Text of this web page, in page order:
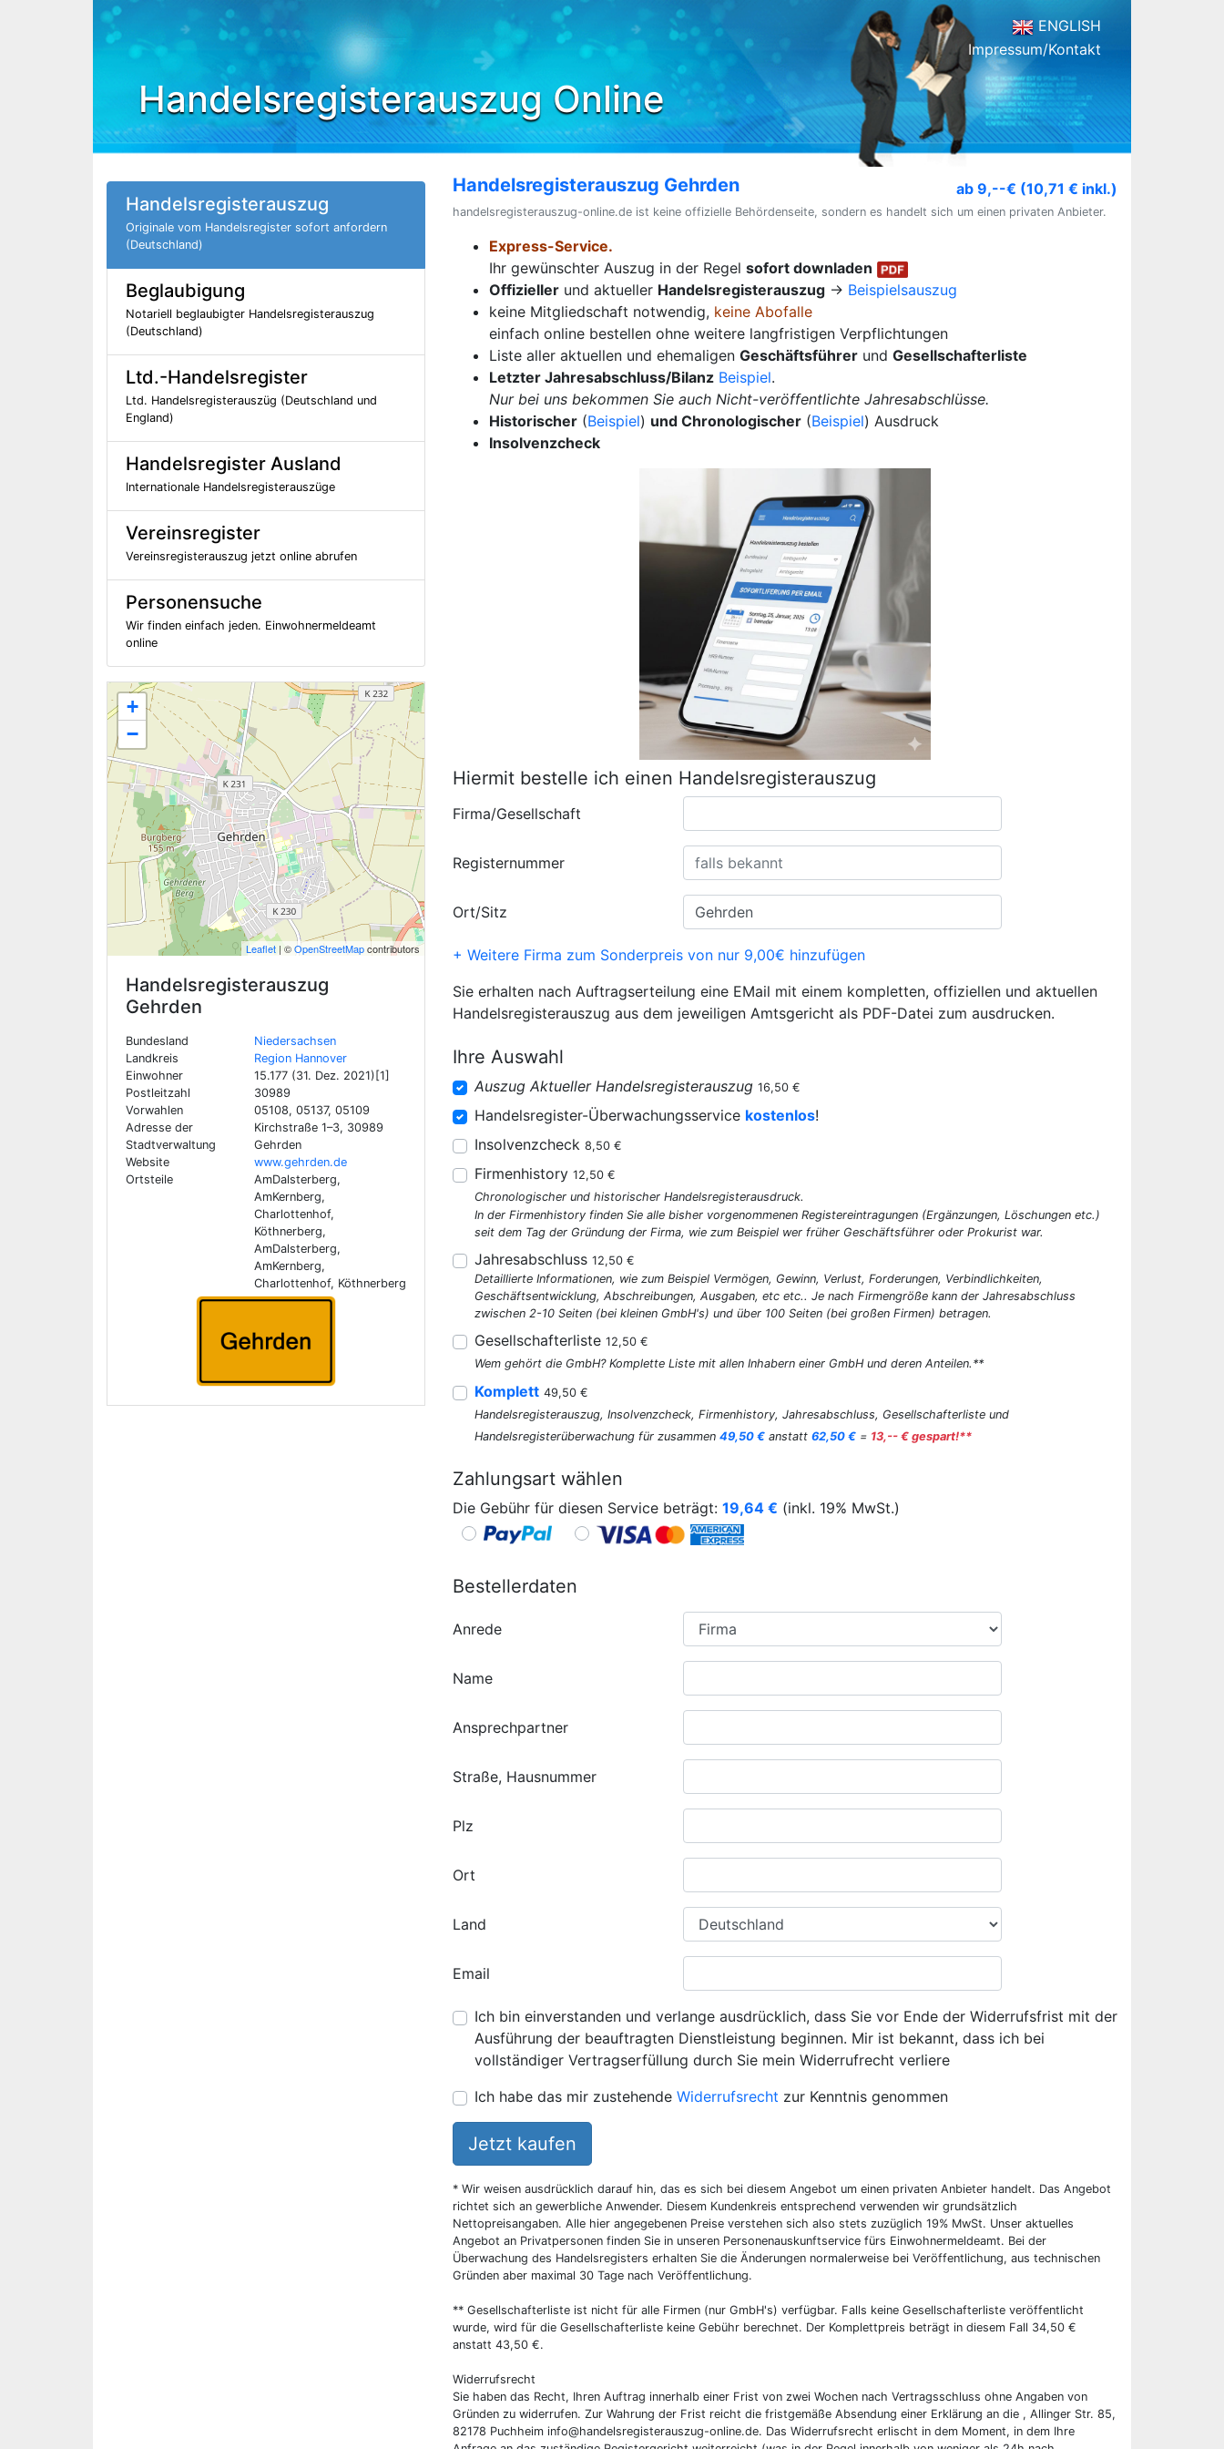
Handelsregisterauszug Online
ENGLISH
Impressum/Kontakt
Handelsregisterauszug
Originale vom Handelsregister sofort anfordern
(Deutschland)
Beglaubigung
Notariell beglaubigter Handelsregisterauszug
(Deutschland)
Ltd.-Handelsregister
Ltd. Handelsregisterauszüg (Deutschland und
England)
Handelsregister Ausland
Internationale Handelsregisterauszüge
Vereinsregister
Vereinsregisterauszug jetzt online abrufen
Personensuche
Wir finden einfach jeden. Einwohnermeldeamt
online
+
−
Leaflet | ©OpenStreetMapcontributors
Handelsregisterauszug
Gehrden
Bundesland
Niedersachsen
Landkreis
Region Hannover
Einwohner
15.177 (31. Dez. 2021)[1]
Postleitzahl
30989
Vorwahlen
05108, 05137, 05109
Adresse der
Stadtverwaltung
Kirchstraße 1–3, 30989
Gehrden
Website
www.gehrden.de
Ortsteile
AmDalsterberg,
AmKernberg,
Charlottenhof,
Köthnerberg,
AmDalsterberg,
AmKernberg,
Charlottenhof, Köthnerberg
Handelsregisterauszug Gehrden ab 9,--€ (10,71 € inkl.)
handelsregisterauszug-online.de ist keine offizielle Behördenseite, sondern es handelt sich um einen privaten Anbieter.
Express-Service.
Ihr gewünschter Auszug in der Regel sofort downladen
Offizieller und aktueller Handelsregisterauszug → Beispielsauszug
keine Mitgliedschaft notwendig, keine Abofalle
einfach online bestellen ohne weitere langfristigen Verpflichtungen
Liste aller aktuellen und ehemaligen Geschäftsführer und Gesellschafterliste
Letzter Jahresabschluss/Bilanz Beispiel.
Nur bei uns bekommen Sie auch Nicht-veröffentlichte Jahresabschlüsse.
Historischer (Beispiel) und Chronologischer (Beispiel) Ausdruck
Insolvenzcheck
Hiermit bestelle ich einen Handelsregisterauszug
Firma/Gesellschaft
Registernummer
Ort/Sitz
+ Weitere Firma zum Sonderpreis von nur 9,00€ hinzufügen
Sie erhalten nach Auftragserteilung eine EMail mit einem kompletten, offiziellen und aktuellen
Handelsregisterauszug aus dem jeweiligen Amtsgericht als PDF-Datei zum ausdrucken.
Ihre Auswahl
Auszug Aktueller Handelsregisterauszug 16,50 €
Handelsregister-Überwachungsservice kostenlos!
Insolvenzcheck 8,50 €
Firmenhistory 12,50 €
Chronologischer und historischer Handelsregisterausdruck.
In der Firmenhistory finden Sie alle bisher vorgenommenen Registereintragungen (Ergänzungen, Löschungen etc.)
seit dem Tag der Gründung der Firma, wie zum Beispiel wer früher Geschäftsführer oder Prokurist war.
Jahresabschluss 12,50 €
Detaillierte Informationen, wie zum Beispiel Vermögen, Gewinn, Verlust, Forderungen, Verbindlichkeiten,
Geschäftsentwicklung, Abschreibungen, Ausgaben, etc etc.. Je nach Firmengröße kann der Jahresabschluss
zwischen 2-10 Seiten (bei kleinen GmbH's) und über 100 Seiten (bei großen Firmen) betragen.
Gesellschafterliste 12,50 €
Wem gehört die GmbH? Komplette Liste mit allen Inhabern einer GmbH und deren Anteilen.**
Komplett 49,50 €
Handelsregisterauszug, Insolvenzcheck, Firmenhistory, Jahresabschluss, Gesellschafterliste und
Handelsregisterüberwachung für zusammen 49,50 € anstatt 62,50 € = 13,-- € gespart!**
Zahlungsart wählen
Die Gebühr für diesen Service beträgt: 19,64 € (inkl. 19% MwSt.)
Bestellerdaten
Anrede
Name
Ansprechpartner
Straße, Hausnummer
Plz
Ort
Land
Email
Ich bin einverstanden und verlange ausdrücklich, dass Sie vor Ende der Widerrufsfrist mit der
Ausführung der beauftragten Dienstleistung beginnen. Mir ist bekannt, dass ich bei
vollständiger Vertragserfüllung durch Sie mein Widerrufrecht verliere
Ich habe das mir zustehende Widerrufsrecht zur Kenntnis genommen
Jetzt kaufen
* Wir weisen ausdrücklich darauf hin, das es sich bei diesem Angebot um einen privaten Anbieter handelt. Das Angebot
richtet sich an gewerbliche Anwender. Diesem Kundenkreis entsprechend verwenden wir grundsätzlich
Nettopreisangaben. Alle hier angegebenen Preise verstehen sich also stets zuzüglich 19% MwSt. Unser aktuelles
Angebot an Privatpersonen finden Sie in unseren Personenauskunftservice fürs Einwohnermeldeamt. Bei der
Überwachung des Handelsregisters erhalten Sie die Änderungen normalerweise bei Veröffentlichung, aus technischen
Gründen aber maximal 30 Tage nach Veröffentlichung.
** Gesellschafterliste ist nicht für alle Firmen (nur GmbH's) verfügbar. Falls keine Gesellschafterliste veröffentlicht
wurde, wird für die Gesellschafterliste keine Gebühr berechnet. Der Komplettpreis beträgt in diesem Fall 34,50 €
anstatt 43,50 €.
Widerrufsrecht
Sie haben das Recht, Ihren Auftrag innerhalb einer Frist von zwei Wochen nach Vertragsschluss ohne Angaben von
Gründen zu widerrufen. Zur Wahrung der Frist reicht die fristgemäße Absendung einer Erklärung an die , Allinger Str. 85,
82178 Puchheim info@handelsregisterauszug-online.de. Das Widerrufsrecht erlischt in dem Moment, in dem Ihre